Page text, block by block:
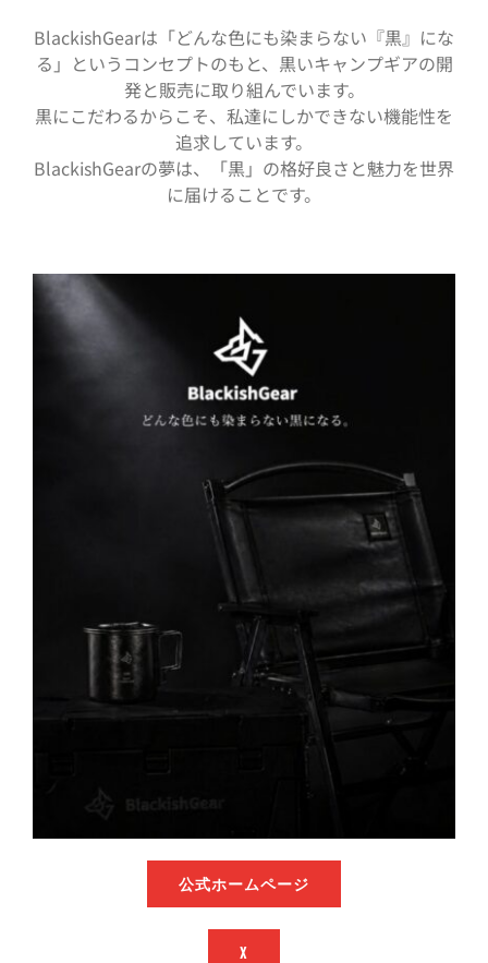
BlackishGearは「どんな色にも染まらない『黒』にな
る」というコンセプトのもと、黒いキャンプギアの開
発と販売に取り組んでいます。
黒にこだわるからこそ、私達にしかできない機能性を
追求しています。
BlackishGearの夢は、「黒」の格好良さと魅力を世界
に届けることです。
公式ホームページ
X